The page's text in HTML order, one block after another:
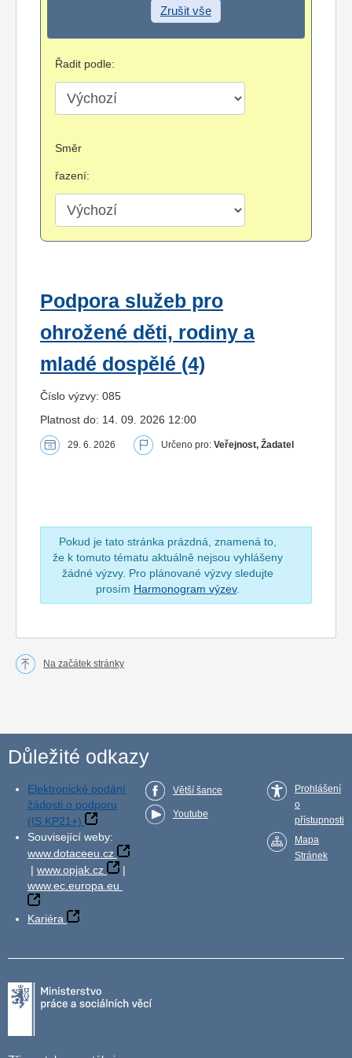
Zrušit vše
Řadit podle:
Směr
řazení:
Podpora služeb pro
ohrožené děti, rodiny a
mladé dospělé (4)
Číslo výzvy: 085
Platnost do: 14. 09. 2026 12:00
29. 6. 2026 Určeno pro: Veřejnost, Žadatel
Pokud je tato stránka prázdná, znamená to,
že k tomuto tématu aktuálně nejsou vyhlášeny
žádné výzvy. Pro plánované výzvy sledujte
prosím Harmonogram výzev.
Na začátek stránky
Důležité odkazy
Elektronické podání
žádosti o podporu
(IS KP21+)
Související weby:
www.dotaceeu.cz
| www.opjak.cz
|
www.ec.europa.eu
Kariéra
Větší šance
Youtube
Prohlášení
o
přístupnosti
Mapa
Stránek